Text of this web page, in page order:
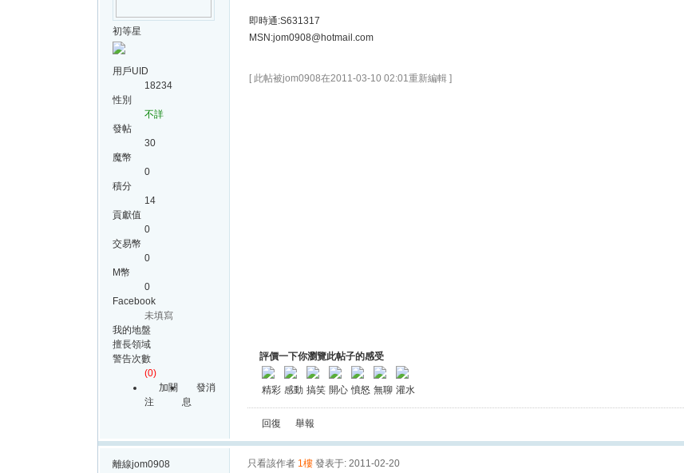
初等星
用戶UID
18234
性別
不詳
發帖
30
魔幣
0
積分
14
貢獻值
0
交易幣
0
M幣
0
Facebook
未填寫
我的地盤
擅長領域
警告次數
(0)
加關
注
發消
息
即時通:S631317
MSN:jom0908@hotmail.com
[ 此帖被jom0908在2011-03-10 02:01重新編輯 ]
評價一下你瀏覽此帖子的感受
精彩 感動 搞笑 開心 憤怒 無聊 灌水
回復 舉報
離線jom0908 只看該作者 1樓 發表于: 2011-02-20